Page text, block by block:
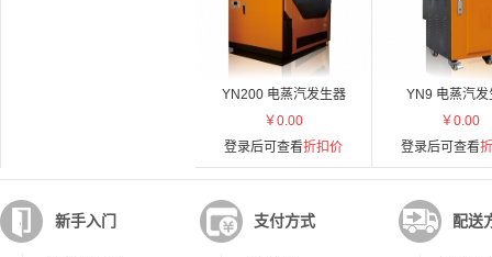
YN200 电蒸汽发生器
￥0.00
登录后可查看折扣价
YN9 电蒸汽发
￥0.00
登录后可查看
新手入门 支付方式 配送